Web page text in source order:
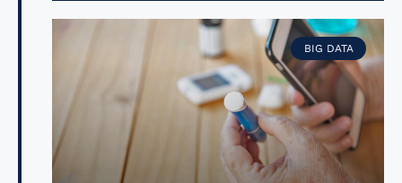
BIG DATA